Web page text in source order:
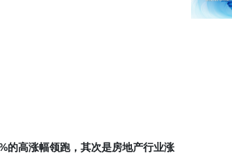
的高涨幅领跑，其次是房地产行业涨